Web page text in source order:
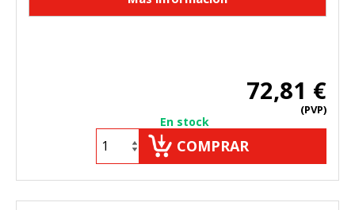
72,81 €
(PVP)
En stock
COMPRAR